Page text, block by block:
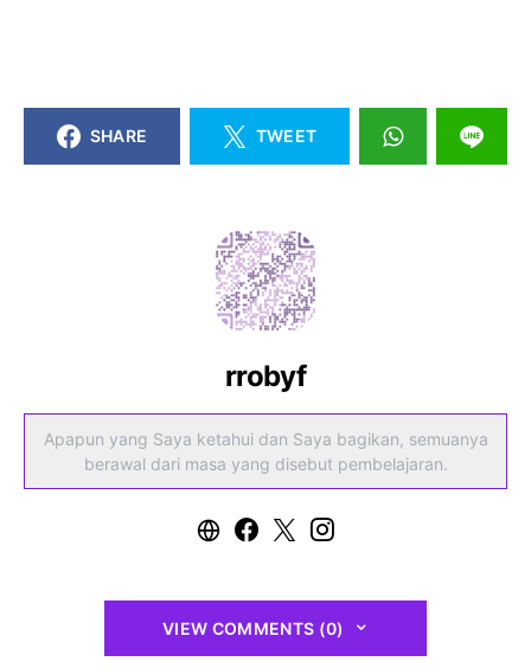
SHARE TWEET
rrobyf
Apapun yang Saya ketahui dan Saya bagikan, semuanya
berawal dari masa yang disebut pembelajaran.
VIEW COMMENTS (0)